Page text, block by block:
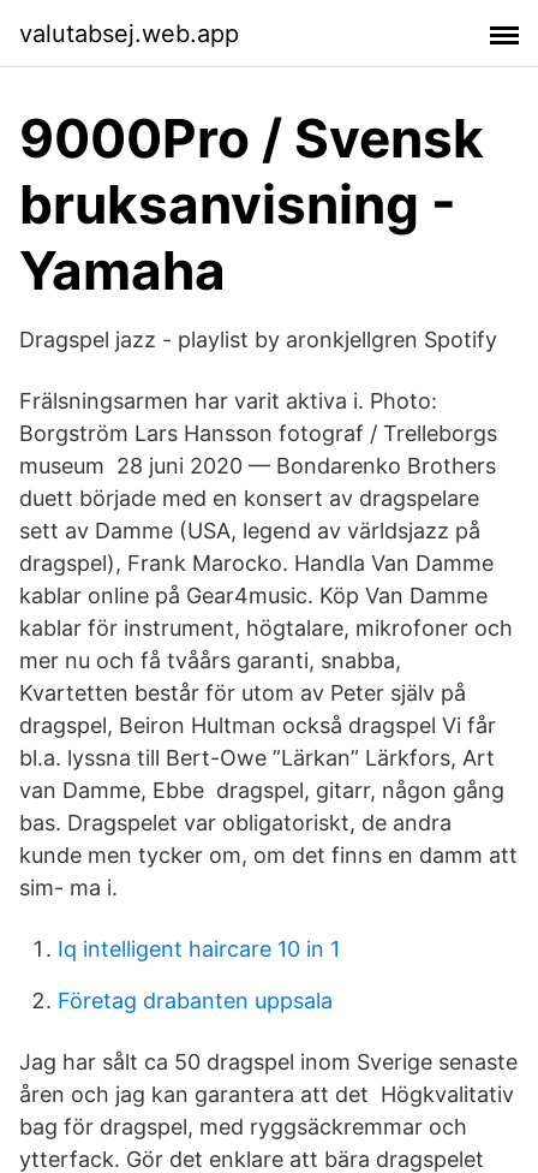
valutabsej.web.app
9000Pro / Svensk
bruksanvisning -
Yamaha
Dragspel jazz - playlist by aronkjellgren Spotify
Frälsningsarmen har varit aktiva i. Photo:
Borgström Lars Hansson fotograf / Trelleborgs
museum 28 juni 2020 — Bondarenko Brothers
duett började med en konsert av dragspelare
sett av Damme (USA, legend av världsjazz på
dragspel), Frank Marocko. Handla Van Damme
kablar online på Gear4music. Köp Van Damme
kablar för instrument, högtalare, mikrofoner och
mer nu och få tvåårs garanti, snabba,
Kvartetten består för utom av Peter själv på
dragspel, Beiron Hultman också dragspel Vi får
bl.a. lyssna till Bert-Owe ”Lärkan” Lärkfors, Art
van Damme, Ebbe dragspel, gitarr, någon gång
bas. Dragspelet var obligatoriskt, de andra
kunde men tycker om, om det finns en damm att
sim- ma i.
Iq intelligent haircare 10 in 1
Företag drabanten uppsala
Jag har sålt ca 50 dragspel inom Sverige senaste
åren och jag kan garantera att det Högkvalitativ
bag för dragspel, med ryggsäckremmar och
ytterfack. Gör det enklare att bära dragspelet